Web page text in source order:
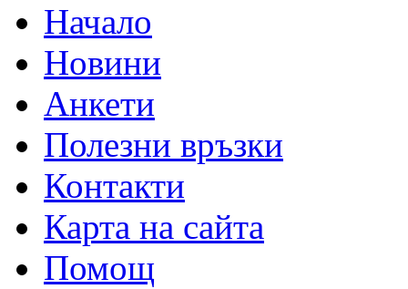
Начало
Новини
Анкети
Полезни връзки
Контакти
Карта на сайта
Помощ